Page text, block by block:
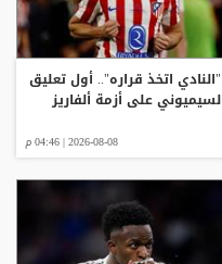
"النادي اتخذ قراره".. أول تعليق
لسيميوني على أزمة ألفاريز
2026-08-08 | 04:46 م